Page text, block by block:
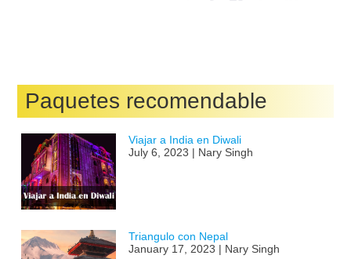
Paquetes recomendable
Viajar a India en Diwali
July 6, 2023 | Nary Singh
Triangulo con Nepal
January 17, 2023 | Nary Singh